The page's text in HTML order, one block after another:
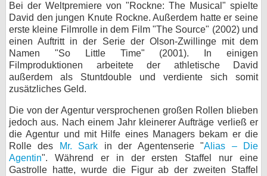
Bei der Weltpremiere von "Rockne: The Musical" spielte
David den jungen Knute Rockne. Außerdem hatte er seine
erste kleine Filmrolle in dem Film "The Source" (2002) und
einen Auftritt in der Serie der Olson-Zwillinge mit dem
Namen "So Little Time" (2001). In einigen
Filmproduktionen arbeitete der athletische David
außerdem als Stuntdouble und verdiente sich somit
zusätzliches Geld.
Die von der Agentur versprochenen großen Rollen blieben
jedoch aus. Nach einem Jahr kleinerer Aufträge verließ er
die Agentur und mit Hilfe eines Managers bekam er die
Rolle des
Mr. Sark in der Agentenserie "Alias – Die
Agentin". Während er in der ersten Staffel nur eine
Gastrolle hatte, wurde die Figur ab der zweiten Staffel